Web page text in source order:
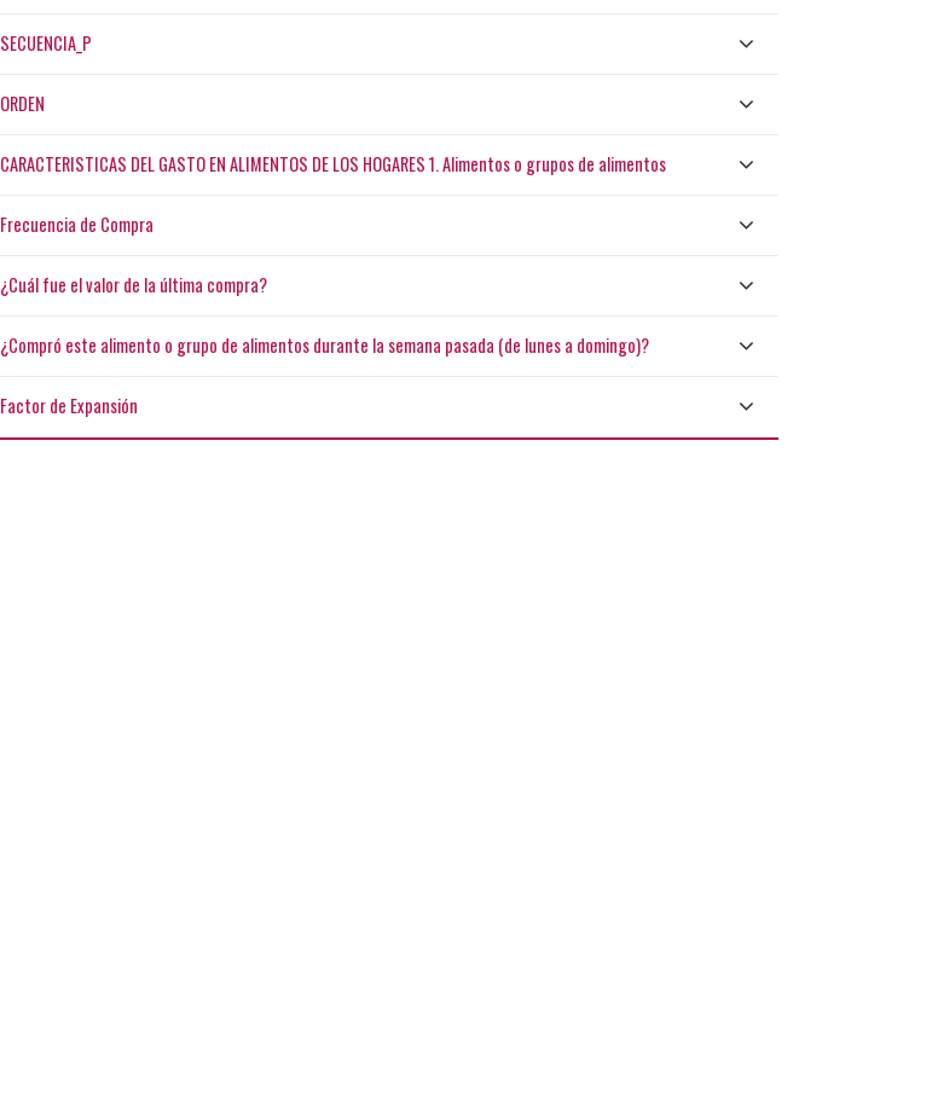
SECUENCIA_P
ORDEN
CARACTERISTICAS DEL GASTO EN ALIMENTOS DE LOS HOGARES 1. Alimentos o grupos de alimentos
Frecuencia de Compra
¿Cuál fue el valor de la última compra?
¿Compró este alimento o grupo de alimentos durante la semana pasada (de lunes a domingo)?
Factor de Expansión